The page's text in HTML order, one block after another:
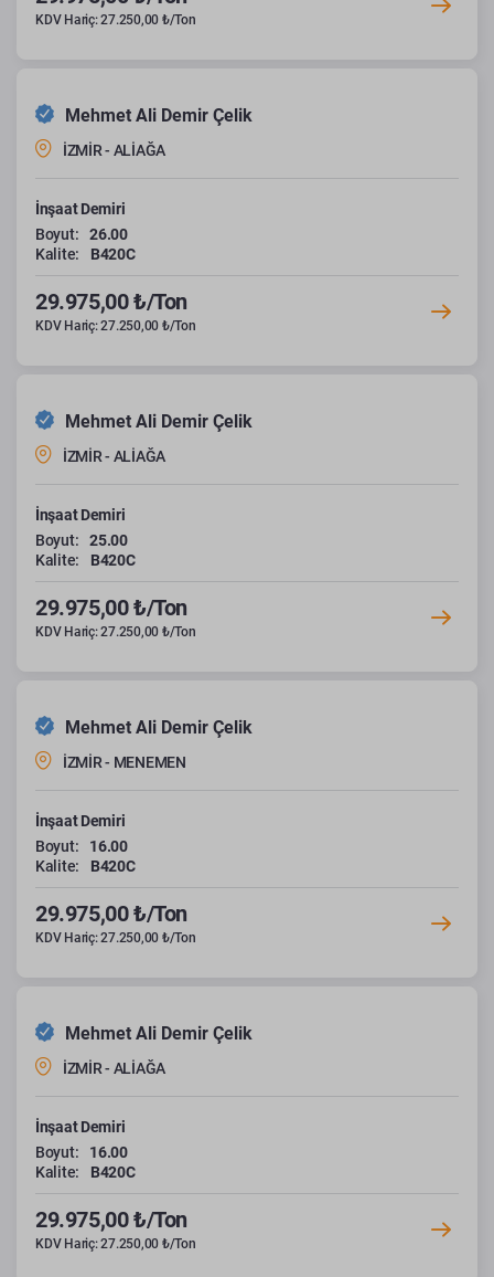
KDV Hariç: 27.250,00 ₺/Ton
Mehmet Ali Demir Çelik
İZMİR - ALİAĞA
İnşaat Demiri
Boyut:
26.00
Kalite:
B420C
29.975,00 ₺/Ton
KDV Hariç: 27.250,00 ₺/Ton
Mehmet Ali Demir Çelik
İZMİR - ALİAĞA
İnşaat Demiri
Boyut:
25.00
Kalite:
B420C
29.975,00 ₺/Ton
KDV Hariç: 27.250,00 ₺/Ton
Mehmet Ali Demir Çelik
İZMİR - MENEMEN
İnşaat Demiri
Boyut:
16.00
Kalite:
B420C
29.975,00 ₺/Ton
KDV Hariç: 27.250,00 ₺/Ton
Mehmet Ali Demir Çelik
İZMİR - ALİAĞA
İnşaat Demiri
Boyut:
16.00
Kalite:
B420C
29.975,00 ₺/Ton
KDV Hariç: 27.250,00 ₺/Ton